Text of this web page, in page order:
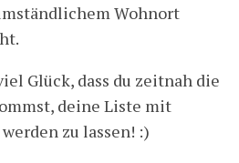
Wohnort
Glück, dass du zeitnah die
deine Liste mit
zu lassen! :)